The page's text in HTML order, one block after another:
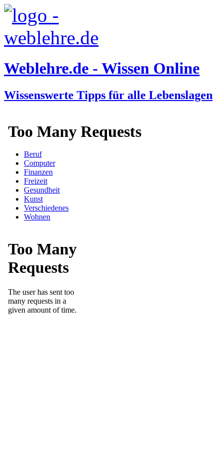
Weblehre.de - Wissen Online
Wissenswerte Tipps für alle Lebenslagen
Beruf
Computer
Finanzen
Freizeit
Gesundheit
Kunst
Verschiedenes
Wohnen